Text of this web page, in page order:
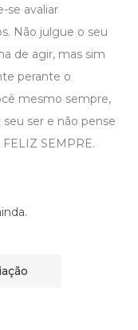
se avaliar
Não julgue o seu
de agir, mas sim
perante o
mesmo sempre,
ser e não pense
SEMPRE.